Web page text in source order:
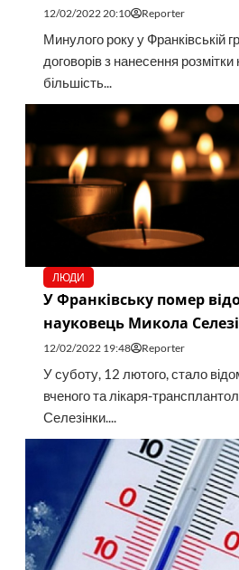
12/02/2022 20:10 Reporter
Минулого року у Франківській
договорів з нанесення
більшість...
ЛЮДИ
У Франківську помер
науковець Микола
12/02/2022 19:48 Reporter
У суботу, 12 лютого, стало
вченого та лікаря-
Селезінки....